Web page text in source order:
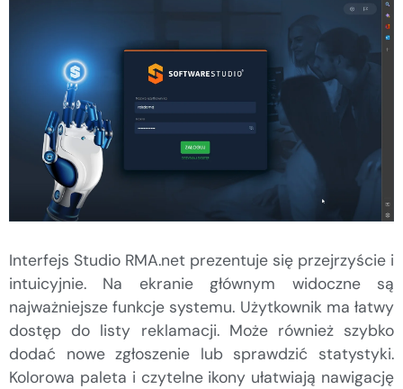
Interfejs Studio RMA.net prezentuje się przejrzyście i
intuicyjnie. Na ekranie głównym widoczne są
najważniejsze funkcje systemu. Użytkownik ma łatwy
dostęp do listy reklamacji. Może również szybko
dodać nowe zgłoszenie lub sprawdzić statystyki.
Kolorowa paleta i czytelne ikony ułatwiają nawigację